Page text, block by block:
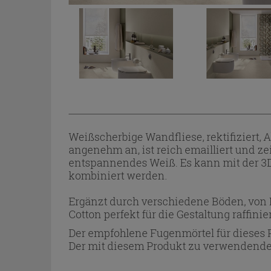
Weißscherbige Wandfliese, rektifiziert,
angenehm an, ist reich emailliert und
entspannendes Weiß. Es kann mit der
kombiniert werden.
Ergänzt durch verschiedene Böden,
Cotton perfekt für die Gestaltung
Der empfohlene Fugenmörtel für dieses
Der mit diesem Produkt zu